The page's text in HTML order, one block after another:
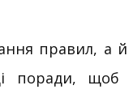
правил, а й
поради, щоб